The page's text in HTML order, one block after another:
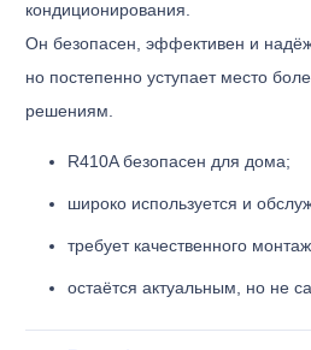
кондиционирования.
Он безопасен, эффективен и
но постепенно уступает место
решениям.
R410A безопасен для дома;
широко используется и
требует качественного
остаётся актуальным, но не